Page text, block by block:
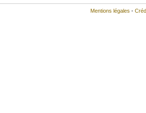
Mentions légales -